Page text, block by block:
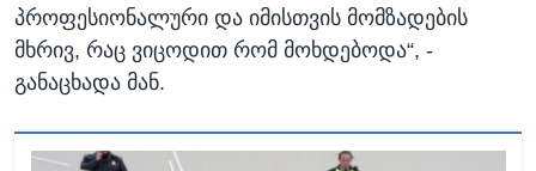
პროფესიონალური და იმისთვის მომზადების
მხრივ, რაც ვიცოდით რომ მოხდებოდა“, -
განაცხადა მან.